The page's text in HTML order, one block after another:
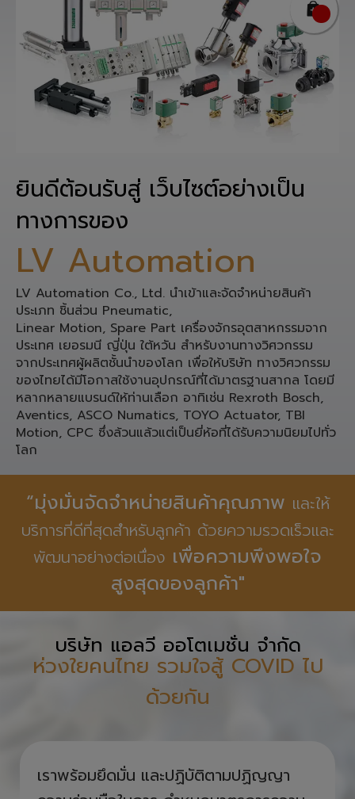
ยินดีต้อนรับสู่ เว็บไซต์อย่างเป็น
ทางการของ
LV Automation
LV Automation Co., Ltd. นำเข้าและจัดจำหน่ายสินค้า
ประเภท ชิ้นส่วน Pneumatic,
Linear Motion, Spare Part เครื่องจักรอุตสาหกรรมจาก
ประเทศ เยอรมนี ญี่ปุ่น ใต้หวัน สำหรับงานทางวิศวกรรม
จากประเทศผู้ผลิตชั้นนำของโลก เพื่อให้บริษัท ทางวิศวกรรม
ของไทยได้มีโอกาสใช้งานอุปกรณ์ที่ได้มาตรฐานสากล โดยมี
หลากหลายแบรนด์ให้ท่านเลือก อาทิเช่น Rexroth Bosch,
Aventics, ASCO Numatics, TOYO Actuator, TBI
Motion, CPC ซึ่งล้วนแล้วแต่เป็นยี่ห้อที่ได้รับความนิยมไปทั่ว
โลก
“มุ่งมั่นจัดจำหน่ายสินค้าคุณภาพและให้
บริการที่ดีที่สุดสำหรับลูกค้า ด้วยความรวดเร็วและ
พัฒนาอย่างต่อเนื่อง
เพื่อความพึงพอใจ
สูงสุดของลูกค้า"
บริษัท แอลวี ออโตเมชั่น จำกัด
ห่วงใยคนไทย รวมใจสู้ COVID ไป